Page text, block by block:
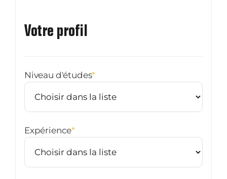
Votre profil
Niveau d'études*
Expérience*